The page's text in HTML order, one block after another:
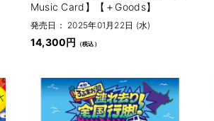
Music Card】【＋Goods】
発売日： 2025年01月22日 (水)
14,300円